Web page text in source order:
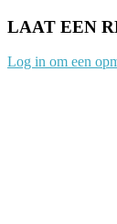
LAAT EEN
Log in om een